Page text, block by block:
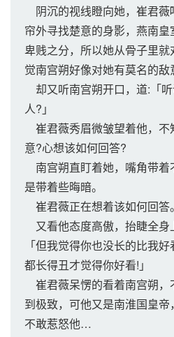
阴沉的视线瞪向她，崔君薇
帘外寻找楚意的身影，燕南
卑贱之分，所以她从骨子里
觉南宫朔好像对她有莫名的敌
却又听南宫朔开口，道:「
人?」
崔君薇秀眉微皱望着他，不
意?心想该如何回答?
南宫朔直盯着她，嘴角带着
是带着些晦暗。
崔君薇正在想着该如何回答。
又看他态度高傲，抬睫全身
「但我觉得你也没长的比我
都长得丑才觉得你好看!」
崔君薇呆愣的看着南宫朔，
到极致，可他又是南淮国皇
不敢惹怒他…